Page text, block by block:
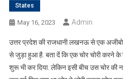
States
May 16, 2023 Admin
उत्तर प्रदेश की राजधानी लखनऊ से एक
से जुड़ा हुआ है. बता दें कि एक चोर चोरी करने
शुरू भी कर दिया. लेकिन इसी बीच उस चोर की